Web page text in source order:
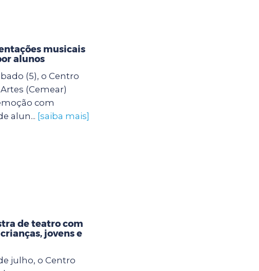
musicais
alunos
(5), o Centro
(Cemear)
com
alun... [saiba mais]
de teatro com
jovens e
julho, o Centro